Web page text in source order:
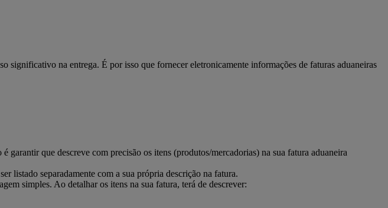
na entrega. É por isso que fornecer eletronicamente informações de faturas aduaneiras
garantir que descreve com precisão os itens (produtos/mercadorias) na sua fatura aduaneira
listado separadamente com a sua própria descrição na fatura.
simples. Ao detalhar os itens na sua fatura, terá de descrever: